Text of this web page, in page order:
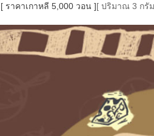
[ ราคาเกาหลี 5,000 วอน ][ ปริมาณ 3 กรั